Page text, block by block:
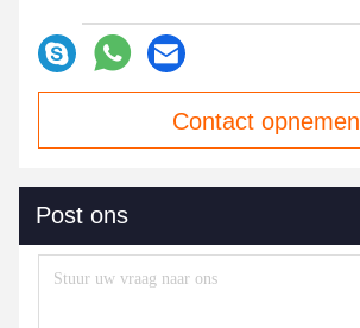
Contact opnemen
Post ons